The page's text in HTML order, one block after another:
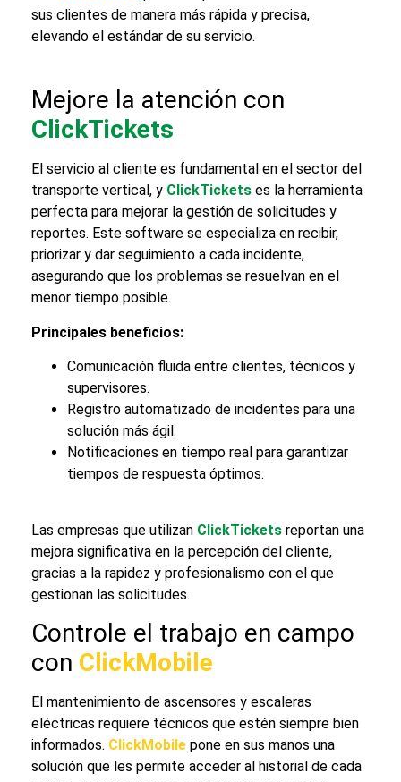
sus clientes de manera más rápida y precisa,
elevando el estándar de su servicio.
Mejore la atención con
ClickTickets
El servicio al cliente es fundamental en el sector del
transporte vertical , y ClickTickets es la herramienta
perfecta para mejorar la gestión de solicitudes y
reportes. Este software se especializa en recibir,
priorizar y dar seguimiento a cada incidente,
asegurando que los problemas se resuelvan en el
menor tiempo posible.
Principales beneficios:
Comunicación fluida entre clientes, técnicos y
supervisores.
Registro automatizado de incidentes para una
solución más ágil.
Notificaciones en tiempo real para garantizar
tiempos de respuesta óptimos.
Las empresas que utilizan ClickTickets reportan una
mejora significativa en la percepción del cliente,
gracias a la rapidez y profesionalismo con el que
gestionan las solicitudes.
Controle el trabajo en campo
con ClickMobile
El mantenimiento de ascensores y escaleras
eléctricas requiere técnicos que estén siempre bien
informados. ClickMobile pone en sus manos una
solución que les permite acceder al historial de cada